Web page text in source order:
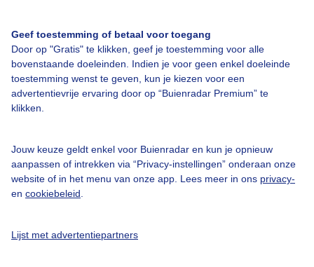
Geef toestemming of betaal voor toegang
Door op "Gratis" te klikken, geef je toestemming voor alle
bovenstaande doeleinden. Indien je voor geen enkel doeleinde
toestemming wenst te geven, kun je kiezen voor een
advertentievrije ervaring door op “Buienradar Premium” te
klikken.
Jouw keuze geldt enkel voor Buienradar en kun je opnieuw
aanpassen of intrekken via “Privacy-instellingen” onderaan onze
website of in het menu van onze app. Lees meer in ons privacy-
en cookiebeleid
Lijst met advertentiepartners
Contact
Toegankelijkheid
Gebruikersvoorwaarden
Adverteren
Privacy beleid
Cookie beleid